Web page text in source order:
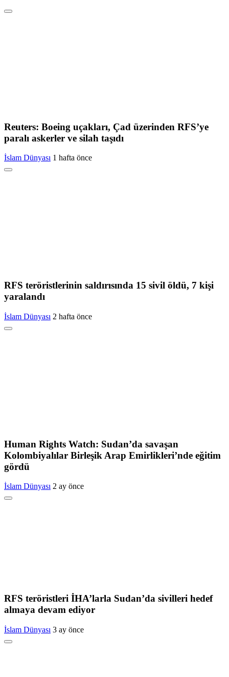
Reuters: Boeing uçakları, Çad üzerinden RFS’ye
paralı askerler ve silah taşıdı
İslam Dünyası 1 hafta önce
RFS teröristlerinin saldırısında 15 sivil öldü, 7 kişi
yaralandı
İslam Dünyası 2 hafta önce
Human Rights Watch: Sudan’da savaşan
Kolombiyalılar Birleşik Arap Emirlikleri’nde eğitim
gördü
İslam Dünyası 2 ay önce
RFS teröristleri İHA’larla Sudan’da sivilleri hedef
almaya devam ediyor
İslam Dünyası 3 ay önce